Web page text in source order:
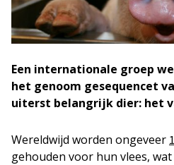
Een internationale groep
het genoom gesequencet
uiterst belangrijk dier: het
Wereldwijd worden ongeveer
gehouden voor hun vlees,